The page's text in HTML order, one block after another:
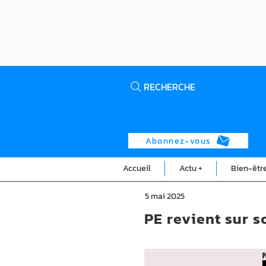
RECHERCHE
Abonnez-vous
Accueil Actu + Bien-
5 mai 2025
PE revient sur